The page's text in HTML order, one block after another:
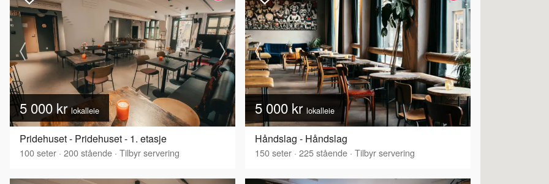
5 000 krlokalleie
Pridehuset - Pridehuset - 1. etasje
100seter · 200stående · Tilbyr servering
5 000 kr lokalleie
Håndslag - Håndslag
150seter · 225stående · Tilbyr servering